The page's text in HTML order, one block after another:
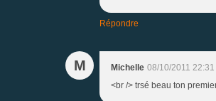
Répondre
M Michelle 08/10/2011 22:31
<br /> trsé beau ton